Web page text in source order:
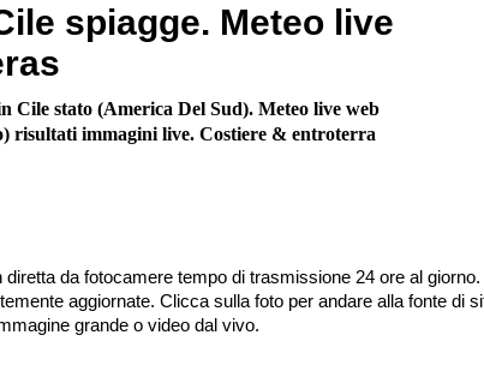
spiagge. Meteo live
Cile stato (America Del Sud). Meteo live web
risultati immagini live. Costiere & entroterra
diretta da fotocamere tempo di trasmissione 24 ore al giorno.
aggiornate. Clicca sulla foto per andare alla fonte di
grande o video dal vivo.